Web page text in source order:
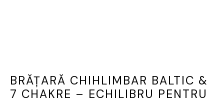
BRĂȚARĂ CHIHLIMBAR BALTIC &
7 CHAKRE – ECHILIBRU PENTRU